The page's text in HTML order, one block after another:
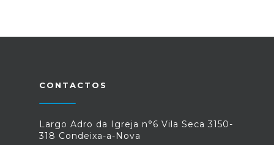
CONTACTOS
Largo Adro da Igreja n°6 Vila Seca 3150-
318 Condeixa-a-Nova